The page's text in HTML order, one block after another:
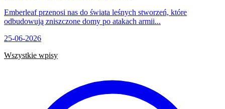
Emberleaf przenosi nas do świata leśnych stworzeń, które
odbudowują zniszczone domy po atakach armii...
25-06-2026
Wszystkie wpisy